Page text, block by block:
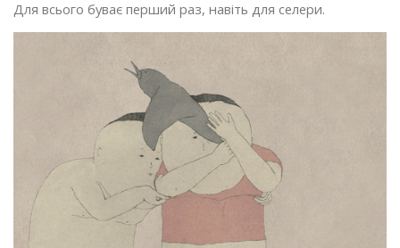
Для всього буває перший раз, навіть для селери.